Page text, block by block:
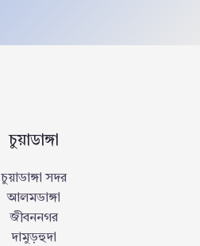
চুয়াডাঙ্গা
চুয়াডাঙ্গা সদর
আলমডাঙ্গা
জীবননগর
দামুড়হুদা